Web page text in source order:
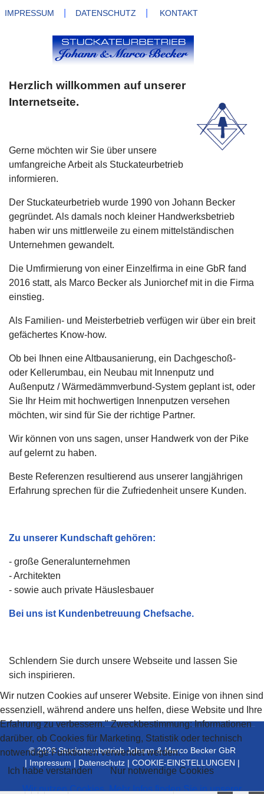
IMPRESSUM DATENSCHUTZ KONTAKT
Herzlich willkommen auf unserer
Internetseite.
Gerne möchten wir Sie über unsere
umfangreiche Arbeit als Stuckateurbetrieb
informieren.
Der Stuckateurbetrieb wurde 1990 von Johann Becker
gegründet. Als damals noch kleiner Handwerksbetrieb
haben wir uns mittlerweile zu einem mittelständischen
Unternehmen gewandelt.
Die Umfirmierung von einer Einzelfirma in eine GbR fand
2016 statt, als Marco Becker als Juniorchef mit in die Firma
einstieg.
Als Familien- und Meisterbetrieb verfügen wir über ein breit
gefächertes Know-how.
Ob bei Ihnen eine Altbausanierung, ein Dachgeschoß-
oder Kellerumbau, ein Neubau mit Innenputz und
Außenputz / Wärmedämmverbund-System geplant ist, oder
Sie Ihr Heim mit hochwertigen Innenputzen versehen
möchten, wir sind für Sie der richtige Partner.
Wir können von uns sagen, unser Handwerk von der Pike
auf gelernt zu haben.
Beste Referenzen resultierend aus unserer langjährigen
Erfahrung sprechen für die Zufriedenheit unsere Kunden.
Zu unserer Kundschaft gehören:
- große Generalunternehmen
- Architekten
- sowie auch private Häuslesbauer
Bei uns ist Kundenbetreuung Chefsache.
Schlendern Sie durch unsere Webseite und lassen Sie
sich inspirieren.
© 2026 Stuckateurbetrieb Johann & Marco Becker GbR
| Impressum | Datenschutz| COOKIE-EINSTELLUNGEN |
Wir nutzen Cookies auf unserer Website. Einige von ihnen sind
essenziell, während andere uns helfen, diese Website und Ihre
Erfahrung zu verbessern." Zweckbestimmung: Informationen
darüber, ob Cookies für Marketing, Statistik oder technisch
notwendige Funktionen verwendet werden.
Ich habe verstanden
Nur notwendige Cookies
Wir nutzen Cookies. Mehr Infos finden Sie in unserer